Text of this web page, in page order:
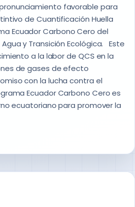
favorable para
de Cuantificación Huella
Ecuador Carbono Cero del
y Transición Ecológica. Este
a la labor de QCS en la
de gases de efecto
con la lucha contra el
Ecuador Carbono Cero es
ecuatoriano para promover la